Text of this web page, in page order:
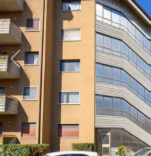
CHI
SIAMO
IMMOBILI
SERVIZI
CONTATTI
Vendita
Affitto
Scegli
dove
cercare
Provincia